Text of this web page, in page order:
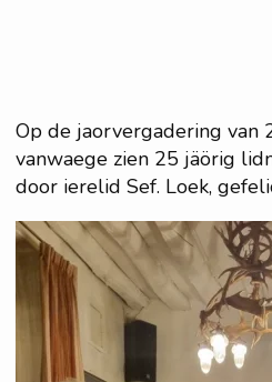
Op de jaorvergadering van
vanwaege zien 25 jäörig
door ierelid Sef. Loek,